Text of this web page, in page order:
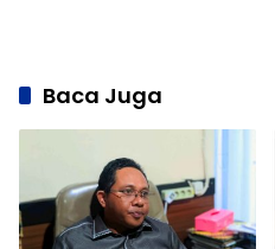
Baca Juga